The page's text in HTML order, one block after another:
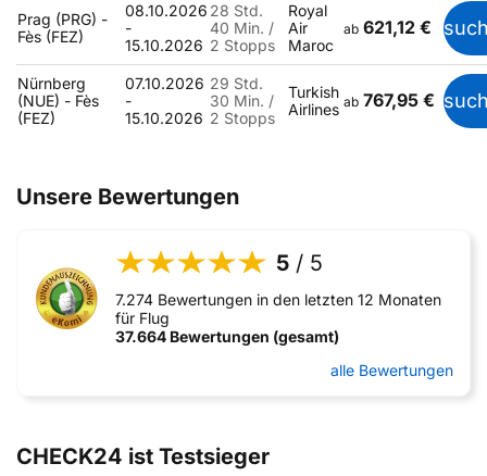
Prag (PRG) -
Fès (FEZ)
08.10.2026
-
15.10.2026
28 Std.
40 Min. /
2 Stopps
Royal
Air
Maroc
ab 621,12 €
Nürnberg
(NUE) - Fès
(FEZ)
07.10.2026
-
15.10.2026
29 Std.
30 Min. /
2 Stopps
Turkish
Airlines ab 767,95 €
Unsere Bewertungen
5 / 5
7.274 Bewertungen in den letzten 12 Monaten
für Flug
37.664 Bewertungen (gesamt)
alle Bewertungen
CHECK24 ist Testsieger